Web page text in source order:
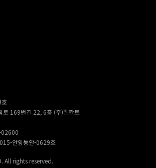
호
로 169번길 22, 6층 (주)엘칸토
02600
안양동안-0629호
All rights reserved.